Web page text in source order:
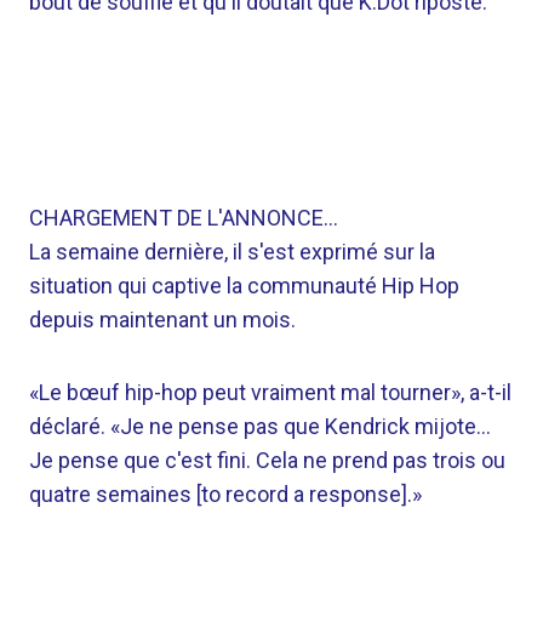
CHARGEMENT DE L'ANNONCE…
La semaine dernière, il s'est exprimé sur la
situation qui captive la communauté Hip Hop
depuis maintenant un mois.
«Le bœuf hip-hop peut vraiment mal tourner», a-t-il
déclaré. «Je ne pense pas que Kendrick mijote…
Je pense que c'est fini. Cela ne prend pas trois ou
quatre semaines [to record a response].»